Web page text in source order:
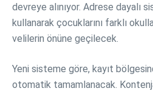
devreye alınıyor. Adrese dayalı
kullanarak çocuklarını farklı
velilerin önüne geçilecek.
Yeni sisteme göre, kayıt
otomatik tamamlanacak.